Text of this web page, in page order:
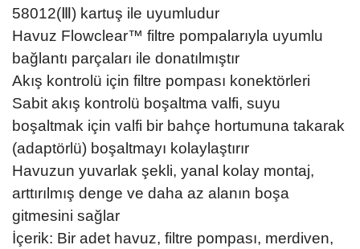
58012(Ⅲ) kartuş ile uyumludur
Havuz Flowclear™ filtre pompalarıyla uyumlu
bağlantı parçaları ile donatılmıştır
Akış kontrolü için filtre pompası konektörleri
Sabit akış kontrolü boşaltma valfi, suyu
boşaltmak için valfi bir bahçe hortumuna takarak
(adaptörlü) boşaltmayı kolaylaştırır
Havuzun yuvarlak şekli, yanal kolay montaj,
arttırılmış denge ve daha az alanın boşa
gitmesini sağlar
İçerik: Bir adet havuz, filtre pompası, merdiven,